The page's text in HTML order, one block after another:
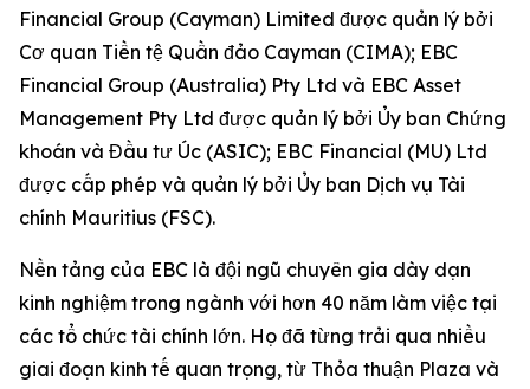
Financial Group (Cayman) Limited được quản lý bởi
Cơ quan Tiền tệ Quần đảo Cayman (CIMA); EBC
Financial Group (Australia) Pty Ltd và EBC Asset
Management Pty Ltd được quản lý bởi Ủy ban Chứng
khoán và Đầu tư Úc (ASIC); EBC Financial (MU) Ltd
được cấp phép và quản lý bởi Ủy ban Dịch vụ Tài
chính Mauritius (FSC).
Nền tảng của EBC là đội ngũ chuyên gia dày dạn
kinh nghiệm trong ngành với hơn 40 năm làm việc tại
các tổ chức tài chính lớn. Họ đã từng trải qua nhiều
giai đoạn kinh tế quan trọng, từ Thỏa thuận Plaza và